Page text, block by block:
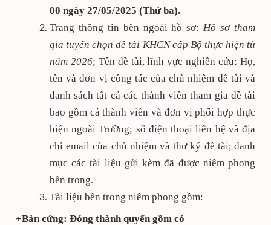
00 ngày 27/05/2025 (Thứ ba).
Trang thông tin bên ngoài hồ sơ:Hồ sơ tham
gia tuyển chọn đề tài KHCN cấp Bộ thực hiện từ
năm 2026; Tên đề tài, lĩnh vực nghiên cứu; Họ,
tên và đơn vị công tác của chủ nhiệm đề tài và
danh sách tất cả các thành viên tham gia đề tài
bao gồm cả thành viên và đơn vị phối hợp thực
hiện ngoài Trường; số điện thoại liên hệ và địa
chỉ email của chủ nhiệm và thư ký đề tài; danh
mục các tài liệu gửi kèm đã được niêm phong
bên trong.
Tài liệu bên trong niêm phong gồm:
+Bản cứng: Đóng thành quyển gồm có